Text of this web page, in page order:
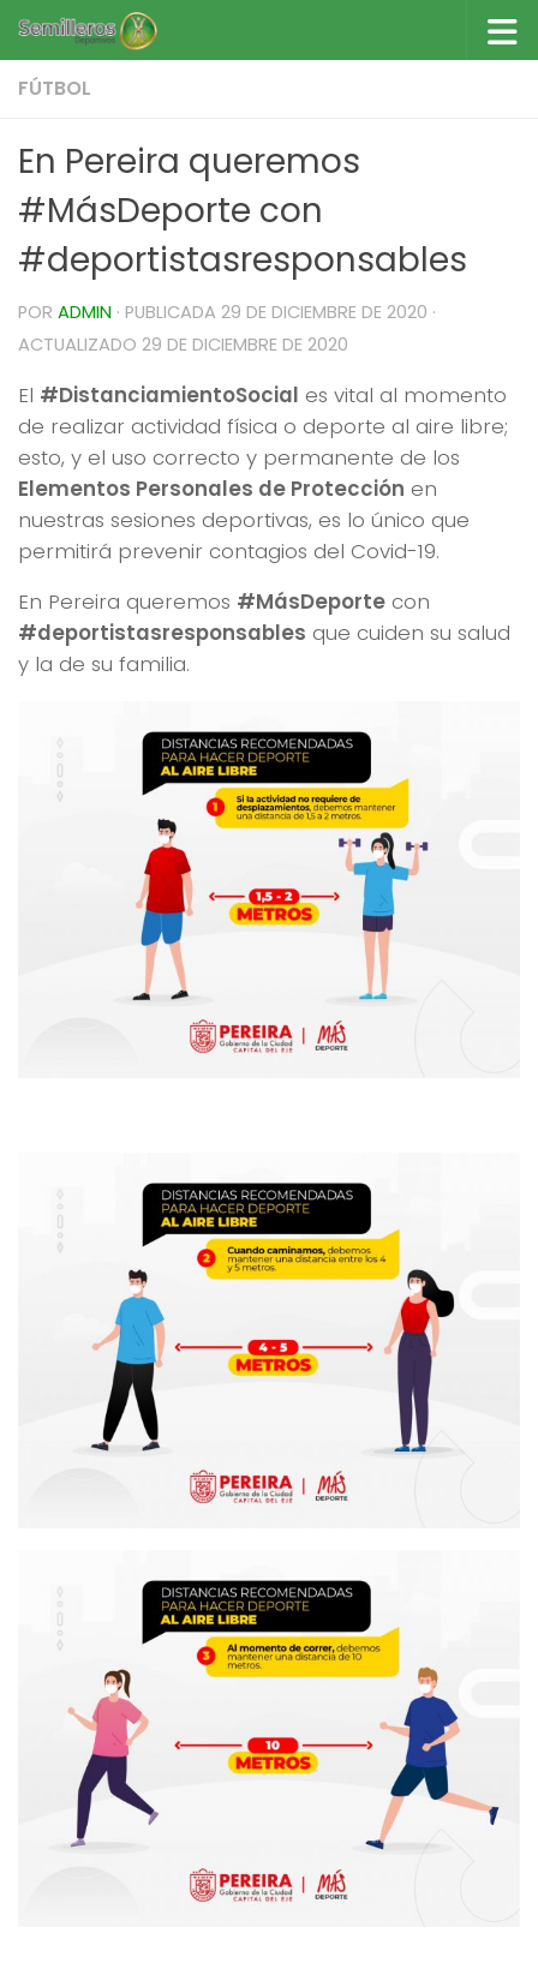
Saltar al contenido
FÚTBOL
En Pereira queremos
#MásDeporte con
#deportistasresponsables
POR ADMIN · PUBLICADA 29 DE DICIEMBRE DE 2020 ·
ACTUALIZADO 29 DE DICIEMBRE DE 2020
El #DistanciamientoSocial es vital al momento
de realizar actividad física o deporte al aire libre;
esto, y el uso correcto y permanente de los
Elementos Personales de Protección en
nuestras sesiones deportivas, es lo único que
permitirá prevenir contagios del Covid-19.
En Pereira queremos #MásDeporte con
#deportistasresponsables que cuiden su salud
y la de su familia.